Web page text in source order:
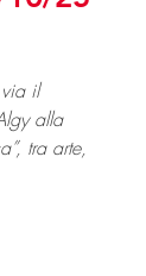
il
alla
tra arte,